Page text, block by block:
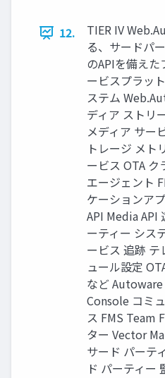
12.
TIER IV
る、サードパ
のAPIを備え
ービスプラッ
ステム
ディア ストリ
メディア サー
トレージ メト
ービス OTA
エージェント
ケーションア
API Media API
ーティー シス
ービス 追跡 テ
ュール設定
など
Console コミ
ス FMS Team
ター Vector
サード パーテ
ド パーティー